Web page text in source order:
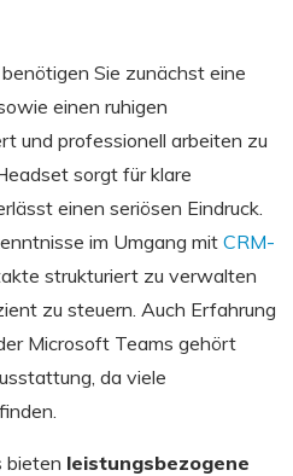
benötigen Sie zunächst eine
einen ruhigen
und professionell arbeiten zu
sorgt für klare
einen seriösen Eindruck.
im Umgang mit CRM-
strukturiert zu verwalten
zu steuern. Auch Erfahrung
Microsoft Teams gehört
da viele
bieten leistungsbezogene